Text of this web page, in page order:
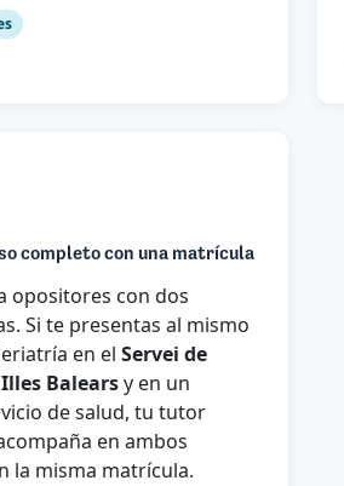
completo con una matrícula
opositores con dos
Si te presentas al mismo
en el Servei de
Balearsy en un
de salud, tu tutor
en ambos
la misma matrícula.